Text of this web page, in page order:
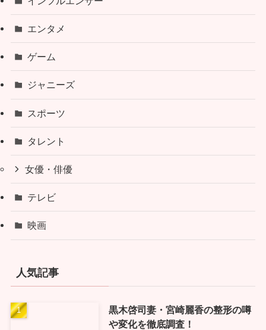
エンタメ
ゲーム
ジャニーズ
スポーツ
タレント
女優・俳優
テレビ
映画
人気記事
黒木啓司妻・宮崎麗香の整形の噂
や変化を徹底調査！